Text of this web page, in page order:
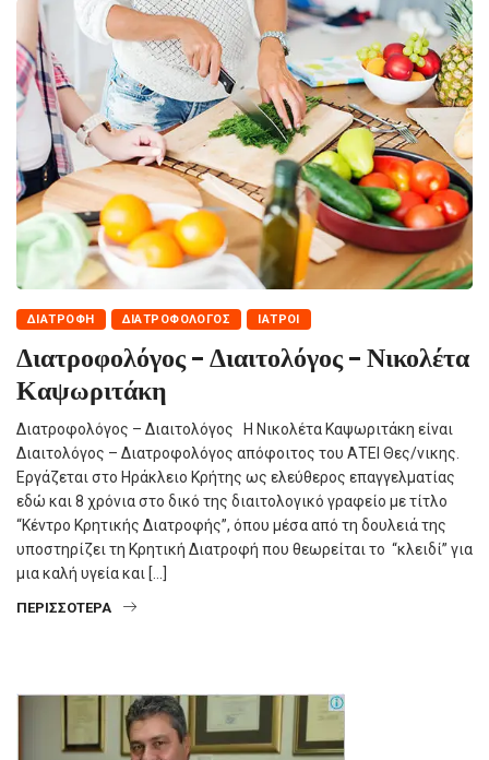
ΔΙΑΤΡΟΦΗ ΔΙΑΤΡΟΦΟΛΌΓΟΣ ΙΑΤΡΟΊ
Διατροφολόγος – Διαιτολόγος – Νικολέτα
Καψωριτάκη
Διατροφολόγος – Διαιτολόγος Η Νικολέτα Καψωριτάκη είναι
Διαιτολόγος – Διατροφολόγος απόφοιτος του ΑΤΕΙ Θες/νικης.
Εργάζεται στο Ηράκλειο Κρήτης ως ελεύθερος επαγγελματίας
εδώ και 8 χρόνια στο δικό της διαιτολογικό γραφείο με τίτλο
“Κέντρο Κρητικής Διατροφής”, όπου μέσα από τη δουλειά της
υποστηρίζει τη Κρητική Διατροφή που θεωρείται το “κλειδί” για
μια καλή υγεία και […]
ΠΕΡΙΣΣΌΤΕΡΑ